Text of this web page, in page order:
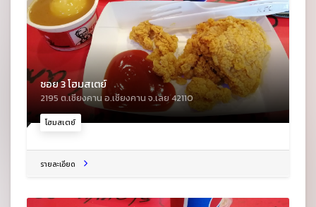
โฮมสเตย์
ซอย 3 โฮมสเตย์
2195 ต.เชียงคาน อ.เชียงคาน จ.เลย 42110
รายละเอียด